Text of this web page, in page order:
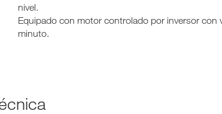
nivel.
Equipado con motor controlado por inversor con
minuto.